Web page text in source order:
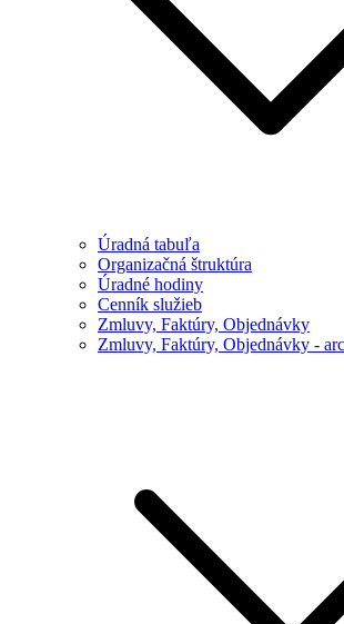
Úradná tabuľa
Organizačná štruktúra
Úradné hodiny
Cenník služieb
Zmluvy, Faktúry, Objednávky
Zmluvy, Faktúry, Objednávky -